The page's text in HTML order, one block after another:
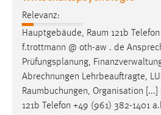
Relevanz:
Hauptgebäude, Raum 121b
f.trottmann @ oth-aw . de
Prüfungsplanung,
Abrechnungen Lehrbeauftragte,
Raumbuchungen, Organisation
121b Telefon +49 (961) 382-1401